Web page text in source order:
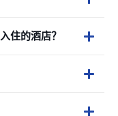
住的酒店？